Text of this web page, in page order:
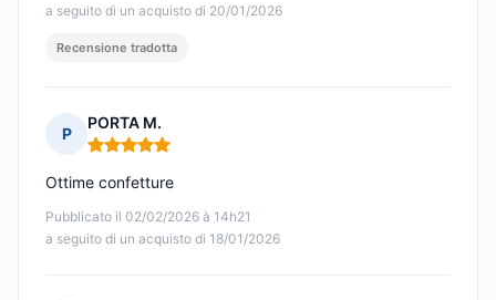
a seguito di un acquisto di 20/01/2026
Recensione tradotta
P
PORTA M.
Nota: 5 su 5
Pubblicato il 02/02/2026 à 14h21
a seguito di un acquisto di 18/01/2026
Ottime confetture